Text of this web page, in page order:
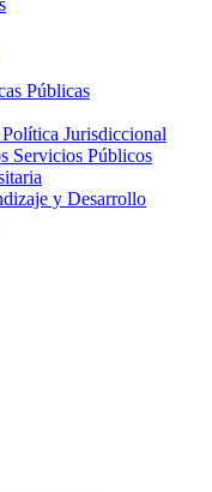
Públicas
Jurisdiccional
Servicios Públicos
y Desarrollo